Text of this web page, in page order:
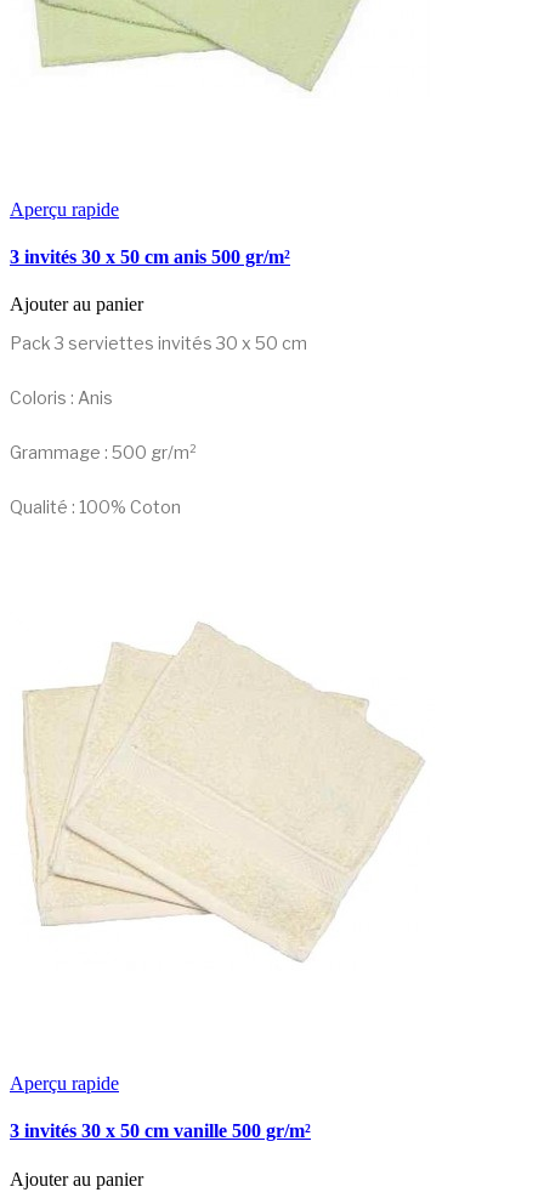
Aperçu rapide
3 invités 30 x 50 cm anis 500 gr/m²
Ajouter au panier
Pack 3 serviettes invités 30 x 50 cm
Coloris : Anis
Grammage : 500 gr/m²
Qualité : 100% Coton
Aperçu rapide
3 invités 30 x 50 cm vanille 500 gr/m²
Ajouter au panier